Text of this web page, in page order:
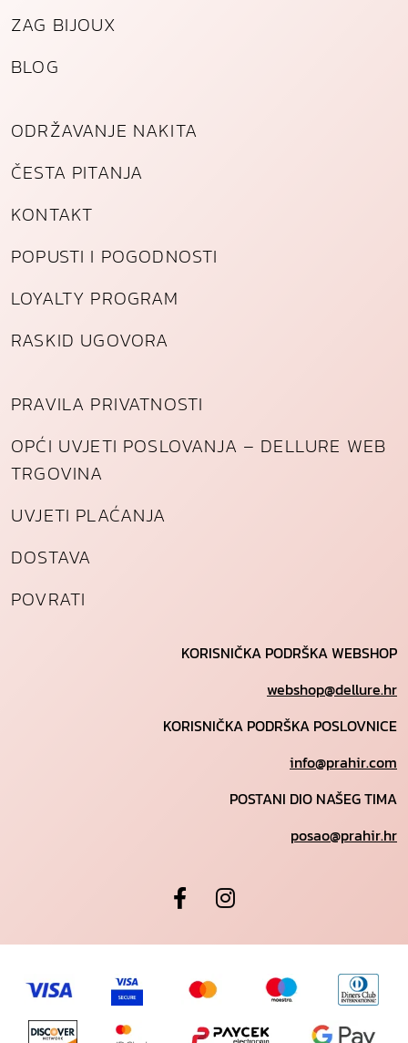
o
i
n
a
ZAG BIJOUX
BLOG
ODRŽAVANJE NAKITA
ČESTA PITANJA
KONTAKT
POPUSTI I POGODNOSTI
LOYALTY PROGRAM
RASKID UGOVORA
PRAVILA PRIVATNOSTI
OPĆI UVJETI POSLOVANJA – DELLURE WEB
TRGOVINA
UVJETI PLAĆANJA
DOSTAVA
POVRATI
KORISNIČKA PODRŠKA WEBSHOP
webshop@dellure.hr
KORISNIČKA PODRŠKA POSLOVNICE
info@prahir.com
POSTANI DIO NAŠEG TIMA
posao@prahir.hr